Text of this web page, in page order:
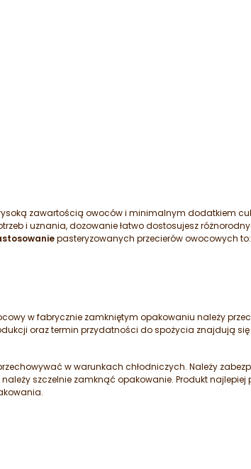
zawartością owoców i minimalnym dodatkiem
i uznania, dozowanie łatwo dostosujesz
pasteryzowanych przecierów owocowych
w fabrycznie zamkniętym opakowaniu należy
oraz termin przydatności do spożycia znajdują
w warunkach chłodniczych. Należy
szczelnie zamknąć opakowanie. Produkt najlepiej